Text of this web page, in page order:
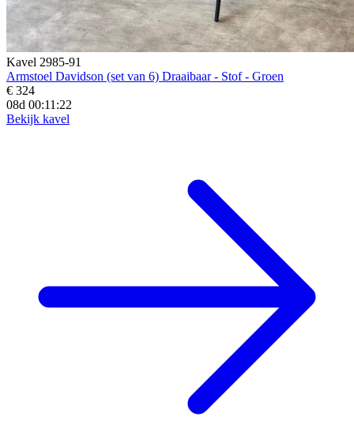
Kavel 2985-91
Armstoel Davidson (set van 6) Draaibaar - Stof - Groen
€ 324
08d 00:11:20
Bekijk kavel